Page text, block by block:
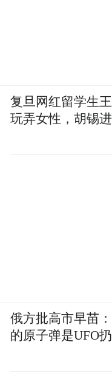
复旦网红留学生
玩弄女性，胡锡
俄方批高市早苗
的原子弹是UFO